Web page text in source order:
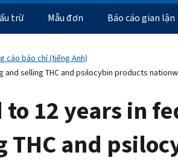
trừ Mẫu đơn Báo cáo gian lận
cáo báo chí (tiếng Anh)
selling THC and psilocybin products
12 years in
and